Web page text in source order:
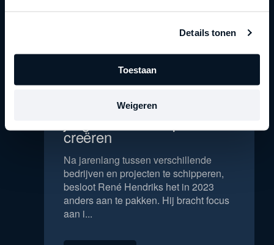
Details tonen
Toestaan
Weigeren
René Hendriks | Van
creëren
Na jarenlang tussen verschillende
bedrijven en projecten te schipperen,
besloot René Hendriks het in 2023
anders aan te pakken. Hij bracht focus
aan i...